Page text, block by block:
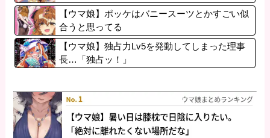
【ウマ娘】ポッケはバニースーツとかすごい似
合うと思ってる
【ウマ娘】独占力Lv5を発動してしまった理事
長…「独占ッ！」